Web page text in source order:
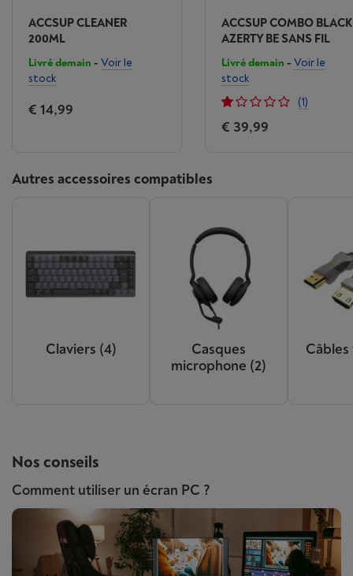
ACCSUP CLEANER
200ML
Livré demain - Voir le
stock
€ 14,99
ACCSUP COMBO BLACK
AZERTY BE SANS FIL
Livré demain - Voir le
stock
(1)
€ 39,99
Autres accessoires compatibles
Claviers (4)
Casques
microphone (2)
Nos conseils
Comment utiliser un écran PC ?